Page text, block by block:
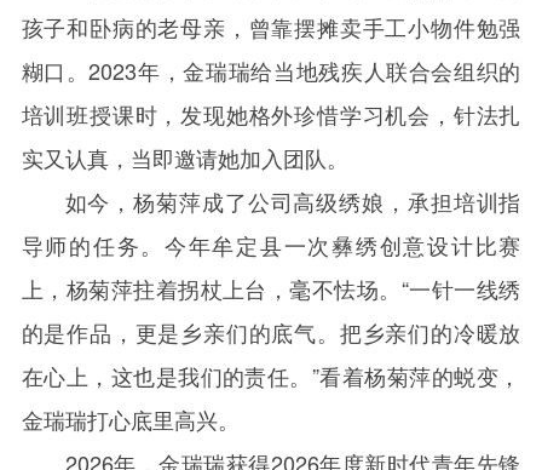
孩子和卧病的老母亲，曾靠摆摊卖手工小物件勉强
糊口。2023年，金瑞瑞给当地残疾人联合会组织的
培训班授课时，发现她格外珍惜学习机会，针法扎
实又认真，当即邀请她加入团队。
如今，杨菊萍成了公司高级绣娘，承担培训指
导师的任务。今年牟定县一次彝绣创意设计比赛
上，杨菊萍拄着拐杖上台，毫不怯场。“一针一线绣
的是作品，更是乡亲们的底气。把乡亲们的冷暖放
在心上，这也是我们的责任。”看着杨菊萍的蜕变，
金瑞瑞打心底里高兴。
2026年，金瑞瑞获得2026年度新时代青年先锋